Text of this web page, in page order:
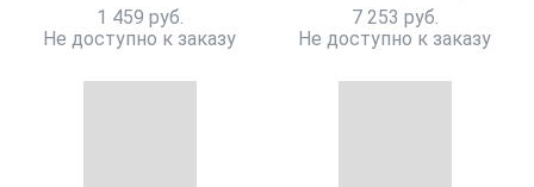
1 459 руб.
Не доступно к заказу
7 253 руб.
Не доступно к заказу